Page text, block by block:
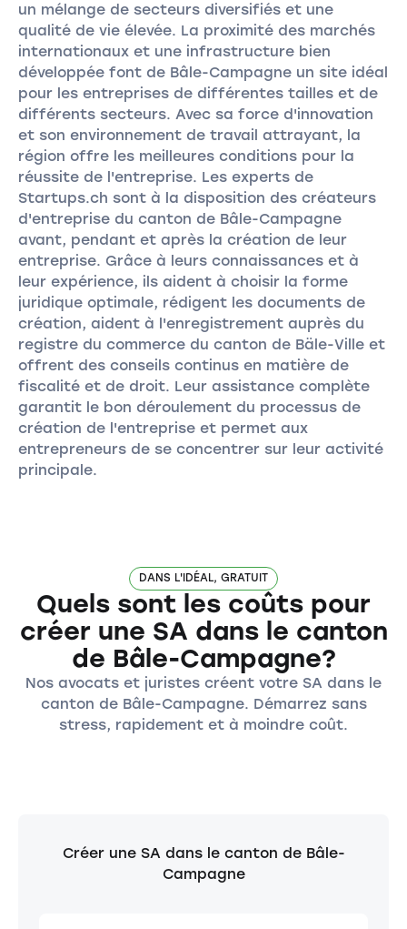
un mélange de secteurs diversifiés et une
qualité de vie élevée. La proximité des marchés
internationaux et une infrastructure bien
développée font de Bâle-Campagne un site idéal
pour les entreprises de différentes tailles et de
différents secteurs. Avec sa force d'innovation
et son environnement de travail attrayant, la
région offre les meilleures conditions pour la
réussite de l'entreprise. Les experts de
Startups.ch sont à la disposition des créateurs
d'entreprise du canton de Bâle-Campagne
avant, pendant et après la création de leur
entreprise. Grâce à leurs connaissances et à
leur expérience, ils aident à choisir la forme
juridique optimale, rédigent les documents de
création, aident à l'enregistrement auprès du
registre du commerce du canton de Bäle-Ville et
offrent des conseils continus en matière de
fiscalité et de droit. Leur assistance complète
garantit le bon déroulement du processus de
création de l'entreprise et permet aux
entrepreneurs de se concentrer sur leur activité
principale.
DANS L'IDÉAL, GRATUIT
Quels sont les coûts pour
créer une SA dans le canton
de Bâle-Campagne?
Nos avocats et juristes créent votre SA dans le
canton de Bâle-Campagne. Démarrez sans
stress, rapidement et à moindre coût.
Créer une SA dans le canton de Bâle-
Campagne